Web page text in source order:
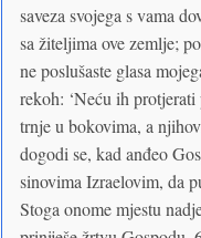
saveza svojega s vama
sa žiteljima ove zemlje;
ne poslušaste glasa
rekoh: ‘Neću ih
trnje u bokovima, a
dogodi se, kad anđeo
sinovima Izraelovim, da
Stoga onome mjestu